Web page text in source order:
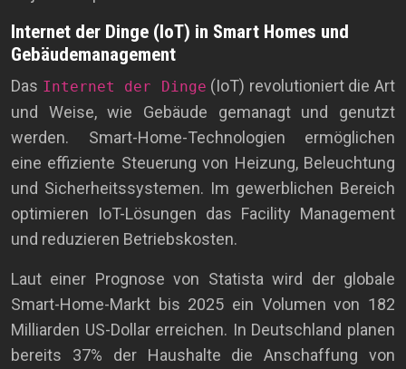
Internet der Dinge (IoT) in Smart Homes und
Gebäudemanagement
Das Internet der Dinge (IoT) revolutioniert die Art
und Weise, wie Gebäude gemanagt und genutzt
werden. Smart-Home-Technologien ermöglichen
eine effiziente Steuerung von Heizung, Beleuchtung
und Sicherheitssystemen. Im gewerblichen Bereich
optimieren IoT-Lösungen das Facility Management
und reduzieren Betriebskosten.
Laut einer Prognose von Statista wird der globale
Smart-Home-Markt bis 2025 ein Volumen von 182
Milliarden US-Dollar erreichen. In Deutschland planen
bereits 37% der Haushalte die Anschaffung von